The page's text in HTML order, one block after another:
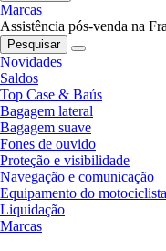
Marcas
Assistência pós-venda na
Pesquisar
Novidades
Saldos
Top Case & Baús
Bagagem lateral
Bagagem suave
Fones de ouvido
Proteção e visibilidade
Navegação e comunicação
Equipamento do motociclista
Liquidação
Marcas